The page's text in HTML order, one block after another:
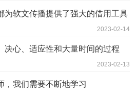
为软文传播提供了强大的借用工具
2023-02-14
决心、适应性和大量时间的过程
2023-02-13
，我们需要不断地学习